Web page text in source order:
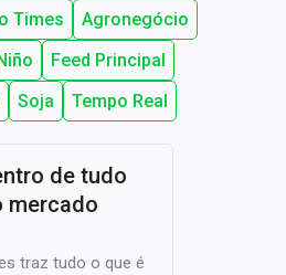
Times
Agronegócio
Feed Principal
Soja Tempo Real
de tudo
mercado
traz tudo o que é